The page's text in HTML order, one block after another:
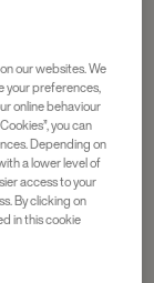
our websites. We
your preferences,
online behaviour
you can
Depending on
a lower level of
access to your
By clicking on
in this cookie